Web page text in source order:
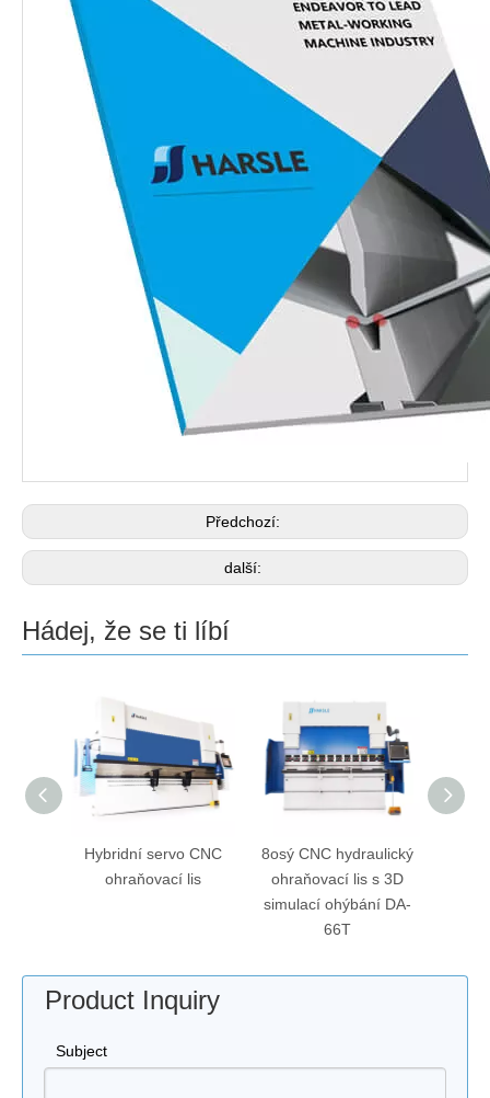
Předchozí:
další:
Hádej, že se ti líbí
Hybridní servo CNC
ohraňovací lis
8osý CNC hydraulický
ohraňovací lis s 3D
simulací ohýbání DA-
66T
Product Inquiry
Subject